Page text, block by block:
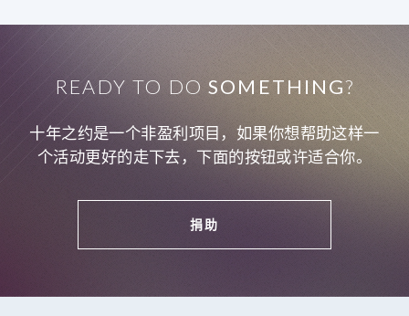
READY TO DOSOMETHING?
十年之约是一个非盈利项目，如果你想帮助这样一
个活动更好的走下去，下面的按钮或许适合你。
捐助